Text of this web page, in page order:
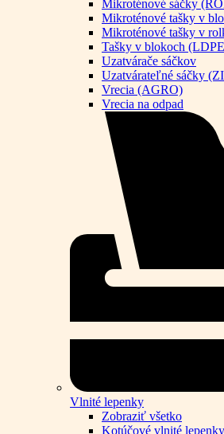
Mikroténové sáčky
Mikroténové tašky v
Mikroténové tašky v
Tašky v blokoch
Uzatvárače sáčkov
Uzatvárateľné sáčky
Vrecia (AGRO)
Vrecia na odpad
Vlnité lepenky
Zobraziť všetko
Kotúčové vlnité lepenky